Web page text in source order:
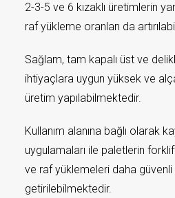
2-3-5 ve 6 kızaklı üretimlerin
raf yükleme oranları da
Sağlam, tam kapalı üst ve
ihtiyaçlara uygun yüksek ve
üretim yapılabilmektedir.
Kullanım alanına bağlı olarak
uygulamaları ile paletlerin
ve raf yüklemeleri daha güvenli
getirilebilmektedir.